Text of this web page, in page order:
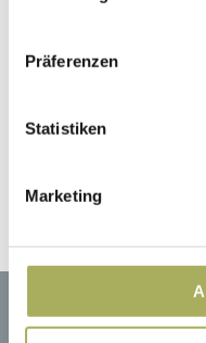
Präferenzen
Statistiken
Marketing
* Alle Preise inkl.